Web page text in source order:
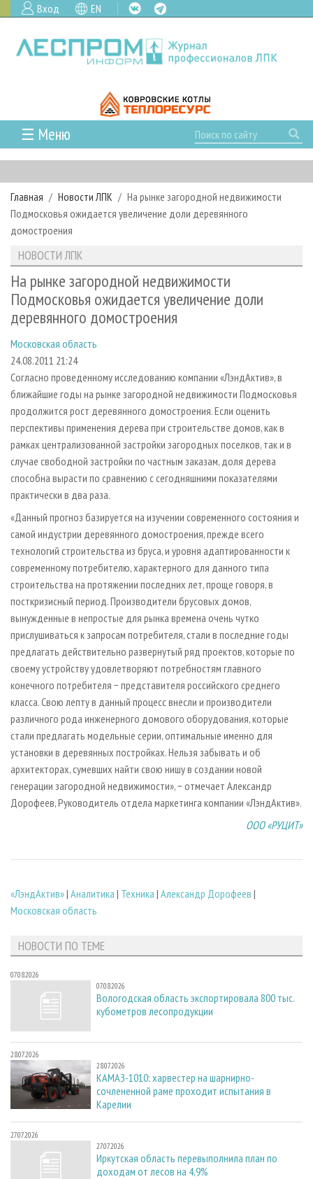
Вход EN
☰ Меню
ГЛАВНАЯ
РУБРИКИ И ТЕМЫ
РУБРИКИ ЖУРНАЛА
ЛЕСНОЕ ХОЗЯЙСТВО
ЛЕСОЗАГОТОВКА
ЛЕСОПИЛЕНИЕ
ДЕРЕВООБРАБОТКА
СУШКА ДРЕВЕСИНЫ
ПРОИЗВОДСТВО ДРЕВЕСНЫХ ПЛИТ
ДЕРЕВЯННОЕ ДОМОСТРОЕНИЕ
ПРОИЗВОДСТВО МЕБЕЛИ
БИОЭНЕРГЕТИКА
ЦБП
ИНСТРУМЕНТ И МАТЕРИАЛЫ
НОВОСТИ
КАЛЕНДАРЬ СОБЫТИЙ
НОВОСТИ ЛПК
НОВОСТИ ЖУРНАЛА
НОВОСТИ КОМПАНИЙ
ПРОЕКТЫ ЛПИ
АНАЛИТИКА
ПРЕДПРИЯТИЯ ЛПК
ЛЕСНЫЕ РЕГИОНЫ РОССИИ
ПЕРСОНЫ
МОБИЛЬНЫЕ ВЫСТАВКИ
ПРИОРИТЕТНЫЕ ИНВЕСТПРОЕКТЫ
RUSSIAN FORESTRY REVIEW
ГАЗЕТА ЛЕСПРОМФОРУМ
БИБЛИОТЕКА СПЕЦИАЛИСТА
АРХИВ
АРХИВ ЖУРНАЛОВ
СТАТЬИ
О ЖУРНАЛЕ
ПОДПИСКА
КОНТАКТЫ
РЕКЛАМОДАТЕЛЯМ
РЕКЛАМА
РЕКЛАМА НА САЙТЕ
Главная Новости ЛПК
На рынке загородной недвижимости
Подмосковья ожидается увеличение доли деревянного
домостроения
НОВОСТИ ЛПК
На рынке загородной недвижимости
Подмосковья ожидается увеличение доли
деревянного домостроения
Московская область
24.08.2011 21:24
Согласно проведенному исследованию компании «ЛэндАктив», в
ближайшие годы на рынке загородной недвижимости Подмосковья
продолжится рост деревянного домостроения. Если оценить
перспективы применения дерева при строительстве домов, как в
рамках централизованной застройки загородных поселков, так и в
случае свободной застройки по частным заказам, доля дерева
способна вырасти по сравнению с сегодняшними показателями
практически в два раза.
«Данный прогноз базируется на изучении современного состояния и
самой индустрии деревянного домостроения, прежде всего
технологий строительства из бруса, и уровня адаптированности к
современному потребителю, характерного для данного типа
строительства на протяжении последних лет, проще говоря, в
посткризисный период. Производители брусовых домов,
вынужденные в непростые для рынка времена очень чутко
прислушиваться к запросам потребителя, стали в последние годы
предлагать действительно развернутый ряд проектов, которые по
своему устройству удовлетворяют потребностям главного
конечного потребителя − представителя российского среднего
класса. Свою лепту в данный процесс внесли и производители
различного рода инженерного домового оборудования, которые
стали предлагать модельные серии, оптимальные именно для
установки в деревянных постройках. Нельзя забывать и об
архитекторах, сумевших найти свою нишу в создании новой
генерации загородной недвижимости», − отмечает Александр
Дорофеев, Руководитель отдела маркетинга компании «ЛэндАктив».
ООО «РУЦИТ»
«ЛэндАктив»| Аналитика | Техника | Александр Дорофеев |
Московская область
НОВОСТИ ПО ТЕМЕ
07.08.2026
07.08.2026
Вологодская область экспортировала 800 тыс.
кубометров лесопродукции
28.07.2026
28.07.2026
КАМАЗ-1010: харвестер на шарнирно-
сочлененной раме проходит испытания в
Карелии
27.07.2026
27.07.2026
Иркутская область перевыполнила план по
доходам от лесов на 4,9%